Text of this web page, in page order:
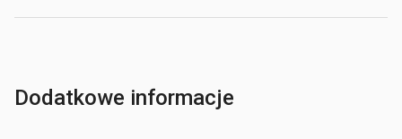
Dodatkowe informacje